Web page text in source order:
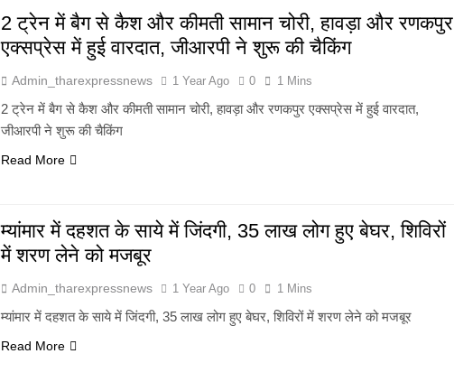
2 ट्रेन में बैग से कैश और कीमती सामान चोरी, हावड़ा और रणकपुर
एक्सप्रेस में हुई वारदात, जीआरपी ने शुरू की चैकिंग
Admin_tharexpressnews 1 Year Ago 0 1 Mins
2 ट्रेन में बैग से कैश और कीमती सामान चोरी, हावड़ा और रणकपुर एक्सप्रेस में हुई वारदात,
जीआरपी ने शुरू की चैकिंग
Read More
म्यांमार में दहशत के साये में जिंदगी, 35 लाख लोग हुए बेघर, शिविरों
में शरण लेने को मजबूर
Admin_tharexpressnews 1 Year Ago 0 1 Mins
म्यांमार में दहशत के साये में जिंदगी, 35 लाख लोग हुए बेघर, शिविरों में शरण लेने को मजबूर
Read More